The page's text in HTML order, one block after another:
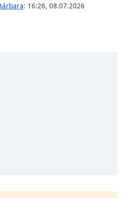
: 16:26, 08.07.2026